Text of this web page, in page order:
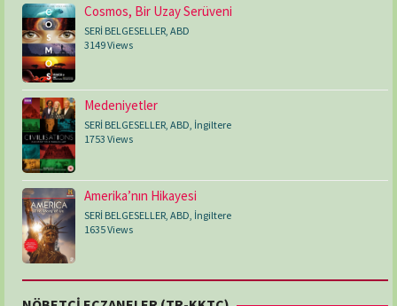
Cosmos, Bir Uzay Serüveni
SERİ BELGESELLER ABD
3149 Views
Medeniyetler
SERİ BELGESELLER ABD İngiltere
1753 Views
Amerika’nın Hikayesi
SERİ BELGESELLER ABD İngiltere
1635 Views